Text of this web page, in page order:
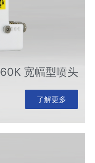
60K 宽幅型喷头
了解更多